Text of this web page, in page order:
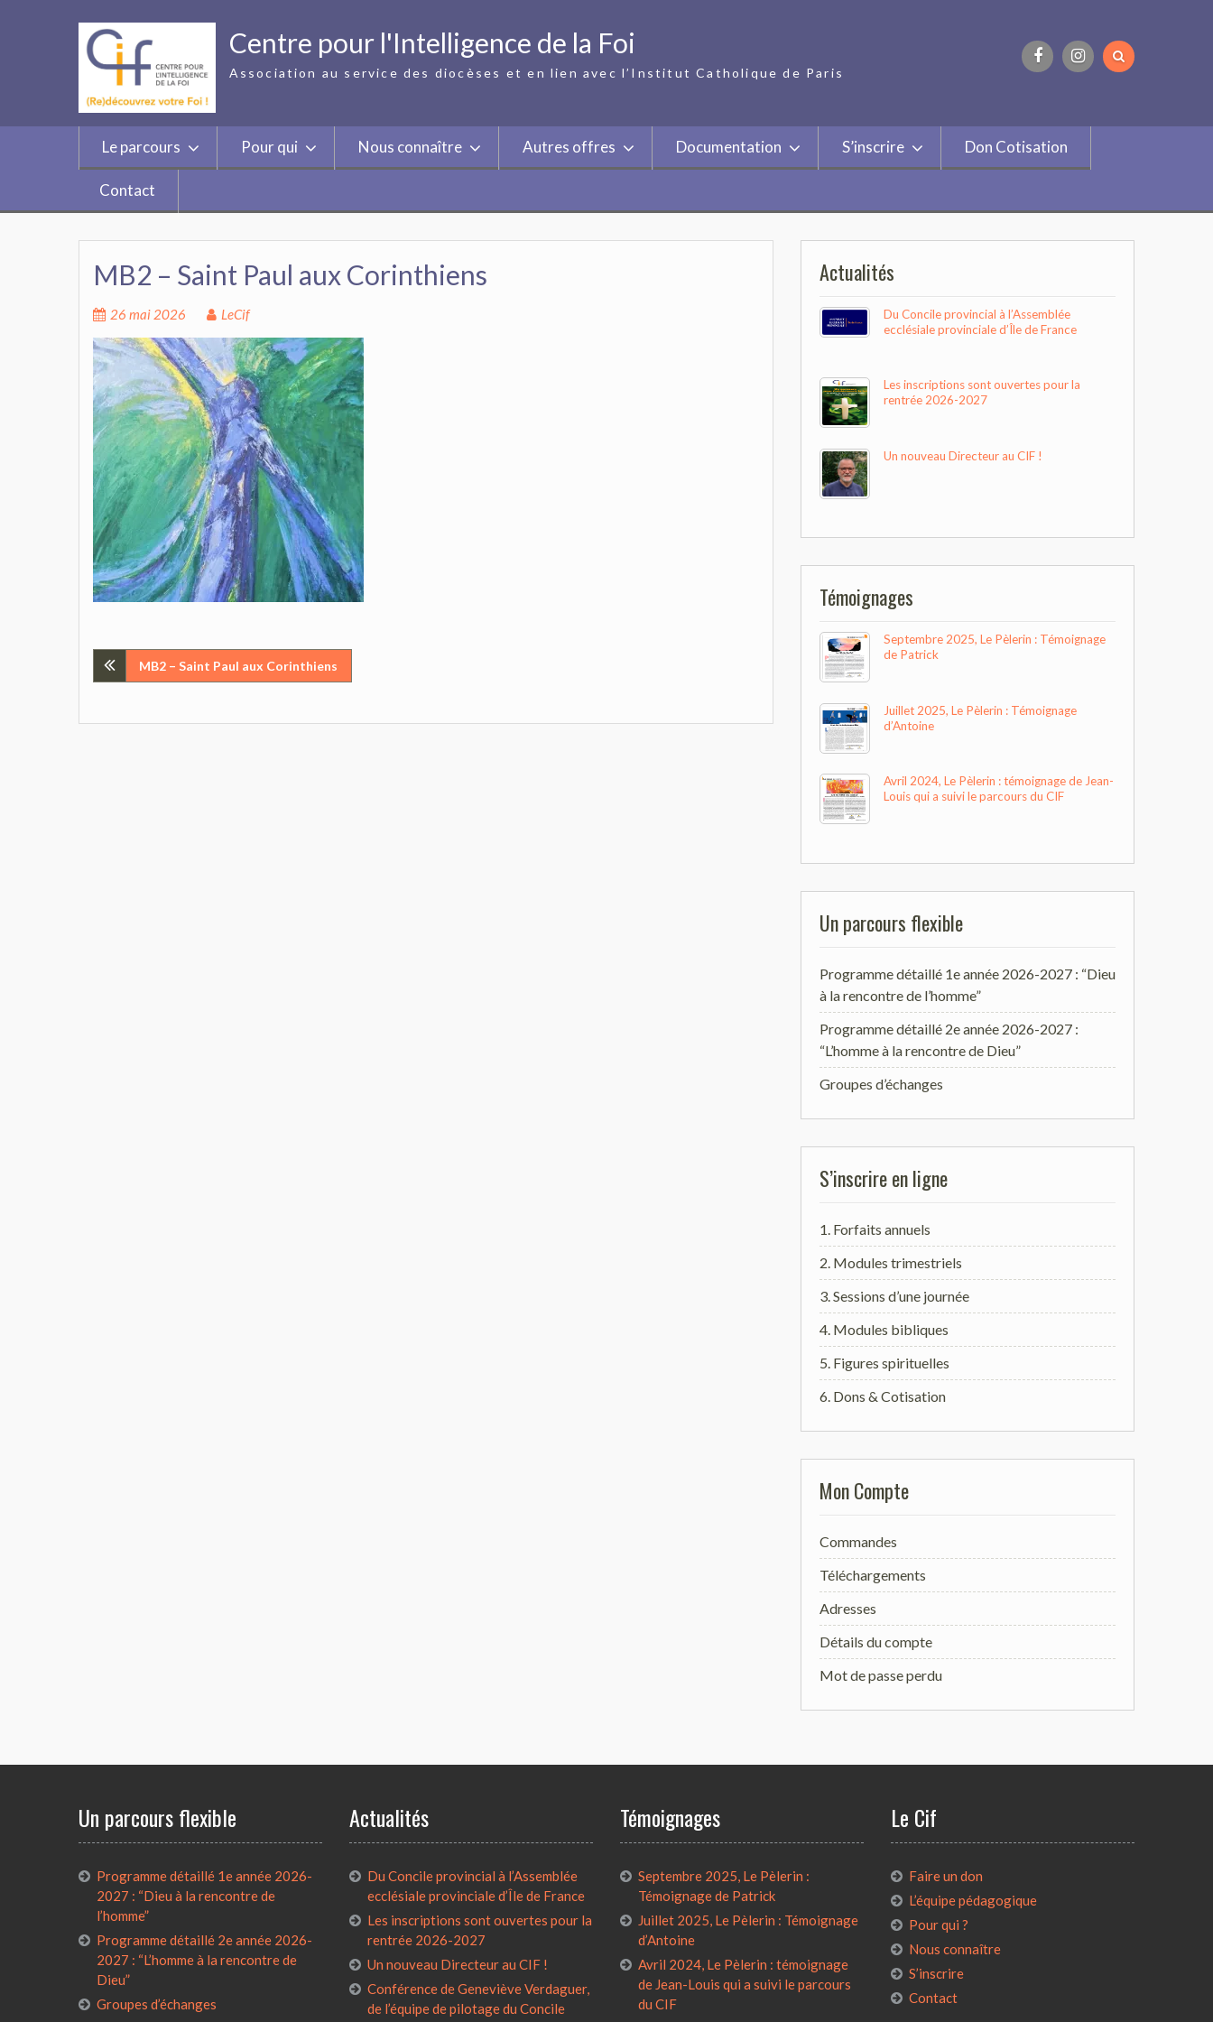
Centre pour l'Intelligence de la Foi
Association au service des diocèses et en lien avec l’Institut Catholique de Paris
Le parcours Pour qui Nous connaître Autres offres Documentation S’inscrire Don Cotisation
Contact
MB2 – Saint Paul aux Corinthiens
26 mai 2026 LeCif
Navigation
MB2 – Saint Paul aux Corinthiens
Actualités
Du Concile provincial à l’Assemblée
ecclésiale provinciale d’Île de France
Les inscriptions sont ouvertes pour la
rentrée 2026-2027
Un nouveau Directeur au CIF !
Témoignages
Septembre 2025, Le Pèlerin : Témoignage
de Patrick
Juillet 2025, Le Pèlerin : Témoignage
d’Antoine
Avril 2024, Le Pèlerin : témoignage de Jean-
Louis qui a suivi le parcours du CIF
Un parcours flexible
Programme détaillé 1e année 2026-2027 : “Dieu
à la rencontre de l’homme”
Programme détaillé 2e année 2026-2027 :
“L’homme à la rencontre de Dieu”
Groupes d’échanges
S’inscrire en ligne
1. Forfaits annuels
2. Modules trimestriels
3. Sessions d’une journée
4. Modules bibliques
5. Figures spirituelles
6. Dons & Cotisation
Mon Compte
Commandes
Téléchargements
Adresses
Détails du compte
Mot de passe perdu
Un parcours flexible
Programme détaillé 1e année 2026-
2027 : “Dieu à la rencontre de
l’homme”
Programme détaillé 2e année 2026-
2027 : “L’homme à la rencontre de
Dieu”
Groupes d’échanges
Actualités
Du Concile provincial à l’Assemblée
ecclésiale provinciale d’Île de France
Les inscriptions sont ouvertes pour la
rentrée 2026-2027
Un nouveau Directeur au CIF !
Conférence de Geneviève Verdaguer,
de l’équipe de pilotage du Concile
Témoignages
Septembre 2025, Le Pèlerin :
Témoignage de Patrick
Juillet 2025, Le Pèlerin : Témoignage
d’Antoine
Avril 2024, Le Pèlerin : témoignage
de Jean-Louis qui a suivi le parcours
du CIF
Le Cif
Faire un don
L’équipe pédagogique
Pour qui ?
Nous connaître
S’inscrire
Contact